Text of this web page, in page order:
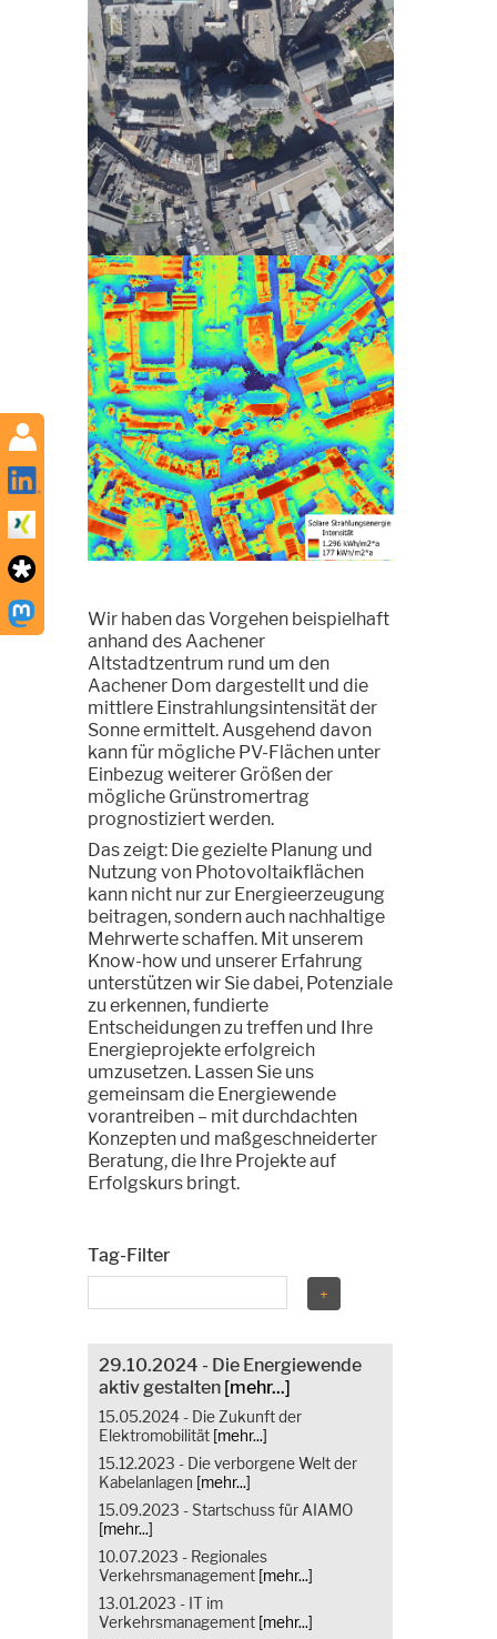
Wir haben das Vorgehen beispielhaft
anhand des Aachener
Altstadtzentrum rund um den
Aachener Dom dargestellt und die
mittlere Einstrahlungsintensität der
Sonne ermittelt. Ausgehend davon
kann für mögliche PV-Flächen unter
Einbezug weiterer Größen der
mögliche Grünstromertrag
prognostiziert werden.
Das zeigt: Die gezielte Planung und
Nutzung von Photovoltaikflächen
kann nicht nur zur Energieerzeugung
beitragen, sondern auch nachhaltige
Mehrwerte schaffen. Mit unserem
Know-how und unserer Erfahrung
unterstützen wir Sie dabei, Potenziale
zu erkennen, fundierte
Entscheidungen zu treffen und Ihre
Energieprojekte erfolgreich
umzusetzen. Lassen Sie uns
gemeinsam die Energiewende
vorantreiben – mit durchdachten
Konzepten und maßgeschneiderter
Beratung, die Ihre Projekte auf
Erfolgskurs bringt.
Tag-Filter
29.10.2024 - Die Energiewende
aktiv gestalten [mehr...]
15.05.2024 - Die Zukunft der
Elektromobilität [mehr...]
15.12.2023 - Die verborgene Welt der
Kabelanlagen [mehr...]
15.09.2023 - Startschuss für AIAMO
[mehr...]
10.07.2023 - Regionales
Verkehrsmanagement [mehr...]
13.01.2023 - IT im
Verkehrsmanagement [mehr...]